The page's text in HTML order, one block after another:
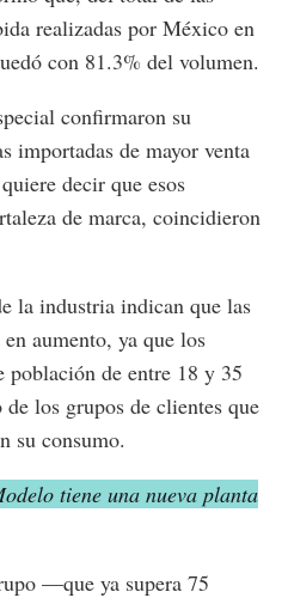
realizadas por México en
con 81.3% del volumen.
confirmaron su
importadas de mayor venta
decir que esos
de marca, coincidieron
la industria indican que las
aumento, ya que los
de entre 18 y 35
los grupos de clientes que
su consumo.
tiene una nueva planta
—que ya supera 75